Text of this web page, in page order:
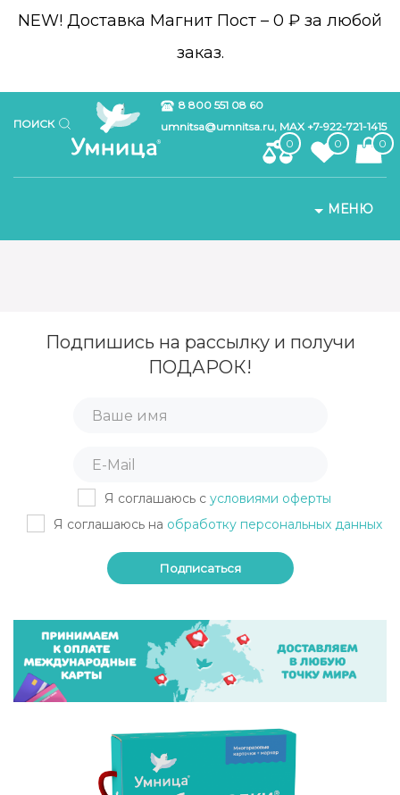
NEW! Доставка Магнит Пост – 0 ₽ за любой
заказ.
ПОИСК
8 800 551 08 60
umnitsa@umnitsa.ru, MAX +7-922-721-1415
0
0 0
МЕНЮ
Подпишись на рассылку и получи
ПОДАРОК!
Я соглашаюсь с условиями оферты
Я соглашаюсь на обработку персональных данных
Подписаться